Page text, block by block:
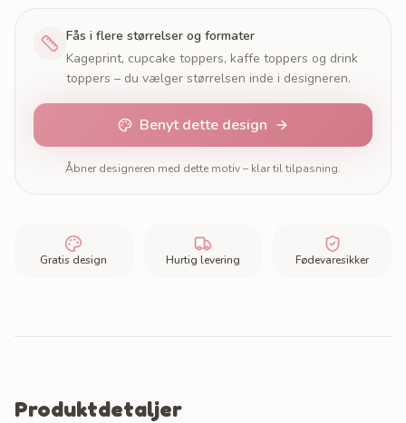
Fås i flere størrelser og formater
Kageprint, cupcake toppers, kaffe toppers og drink
toppers – du vælger størrelsen inde i designeren.
Benyt dette design
Åbner designeren med dette motiv – klar til tilpasning.
Gratis design Hurtig levering Fødevaresikker
Produktdetaljer